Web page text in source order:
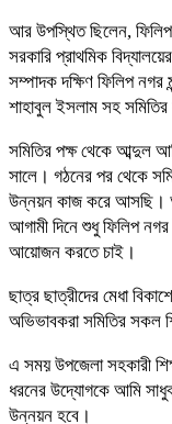
আর উপস্থিত ছিলেন,
সরকারি প্রাথমিক
সম্পাদক দক্ষিণ ফিলিপ নগর
শাহাবুল ইসলাম সহ
সমিতির পক্ষ থেকে আব্দুল
সালে। গঠনের পর থেকে
উন্নয়ন কাজ করে আসছি।
আগামী দিনে শুধু ফিলিপ
আয়োজন করতে চাই।
ছাত্র ছাত্রীদের মেধা
অভিভাবকরা সমিতির সকল
এ সময় উপজেলা সহকারী
ধরনের উদ্যোগকে আমি
উন্নয়ন হবে।